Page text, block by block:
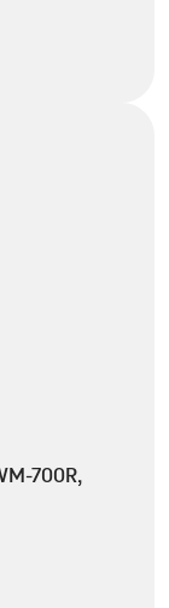
700R,